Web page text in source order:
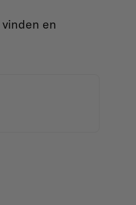
en